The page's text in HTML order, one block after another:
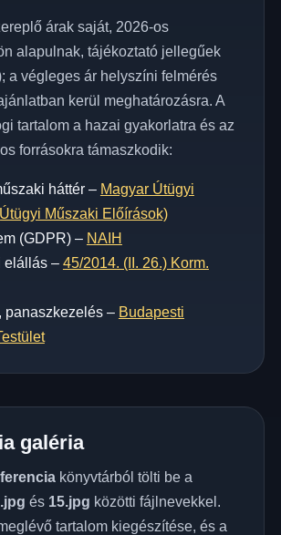
árak saját, 2026-os
alapulnak, tájékoztató jellegűek
a végleges ár helyszíni felmérés
kerül meghatározásra. A
tartalom a hazai gyakorlatra és az
forrásokra támaszkodik:
háttér – Magyar Útügyi
Műszaki Előírások)
(GDPR) – NAIH
elállás – 45/2014. (II. 26.) Korm.
panaszkezelés – Budapesti
galéria
könyvtárból tölti be a
és 15.jpg közötti fájlnevekkel.
tartalom kiegészítése, és a